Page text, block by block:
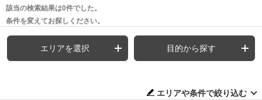
該当の検索結果は0件でした。
条件を変えてお探しください。
エリアを選択 目的から探す
エリアや条件で絞り込む